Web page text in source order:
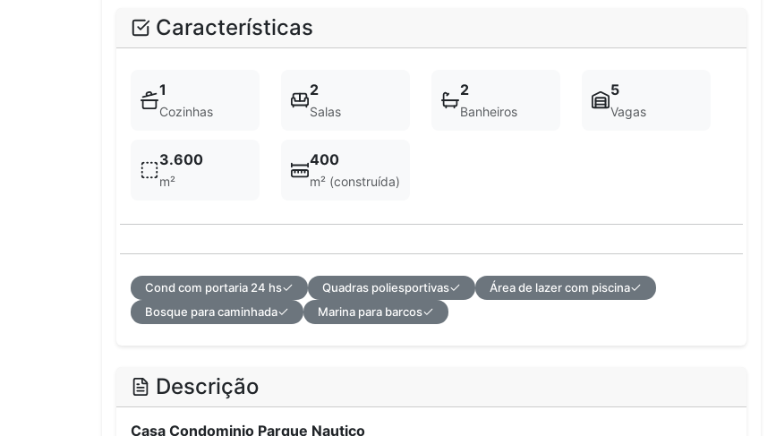
Características
1
Cozinhas
2
Salas
2
Banheiros
5
Vagas
3.600
m²
400
m² (construída)
Cond com portaria 24 hs Quadras poliesportivas
Área de lazer com piscina
Bosque para caminhada
Marina para barcos
Descrição
Casa Condominio Parque Nautico